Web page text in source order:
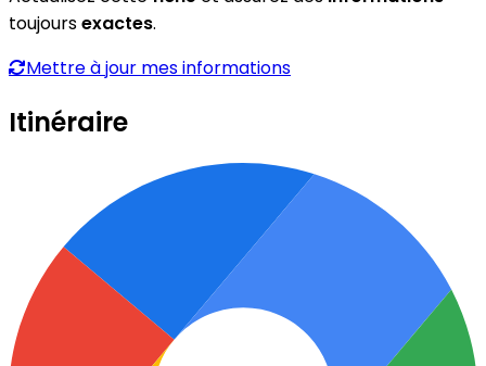
toujoursexactes.
Mettre à jour mes informations
Itinéraire